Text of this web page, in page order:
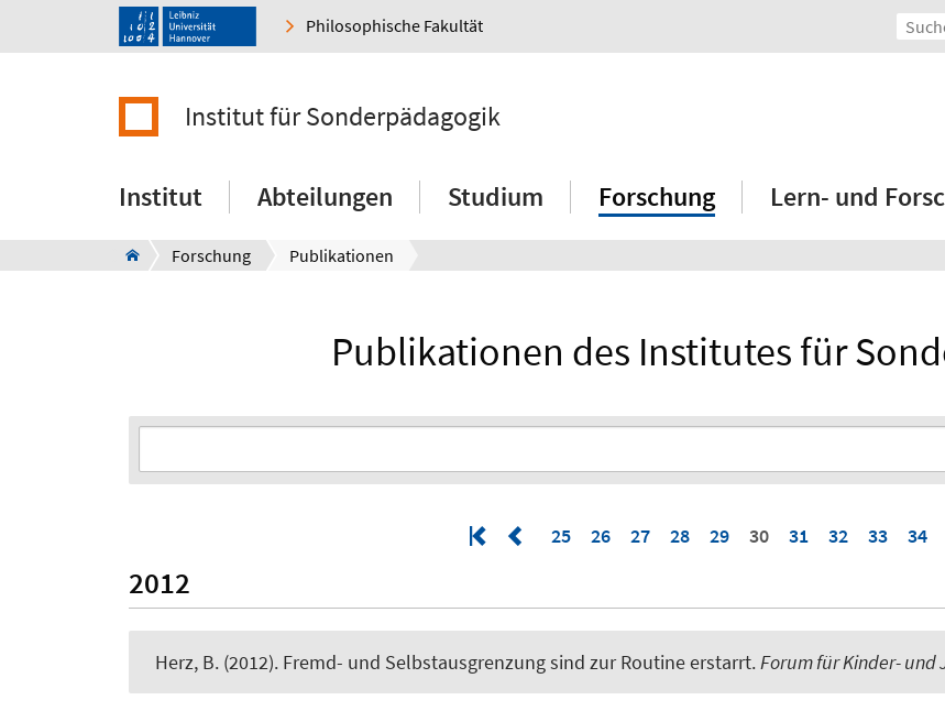
Philosophische Fakultät
Institut für Sonderpädagogik
Institut Abteilungen Studium Forschung Lern- und
Forschung Publikationen
Publikationen des Institutes für
25 26 27 28 29 30 31 32 33 34
2012
Herz, B. (2012). Fremd- und Selbstausgrenzung sind zur Routine erstarrt. Forum für Kinder-